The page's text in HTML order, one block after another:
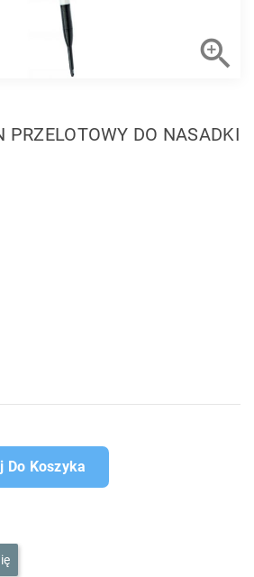

PRZELOTOWY DO NASADKI
Do Koszyka